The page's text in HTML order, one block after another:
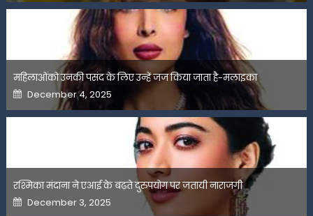
महिलाओंको उनकी पसंद के लिए उन्हें जज किया जाता है-मलाइका
Posted
on
December 4, 2025
रश्मिका मंदाना ने एआई के बढ़ते दुरुपयोग पर जतायी नाराजगी
Posted
on
December 3, 2025